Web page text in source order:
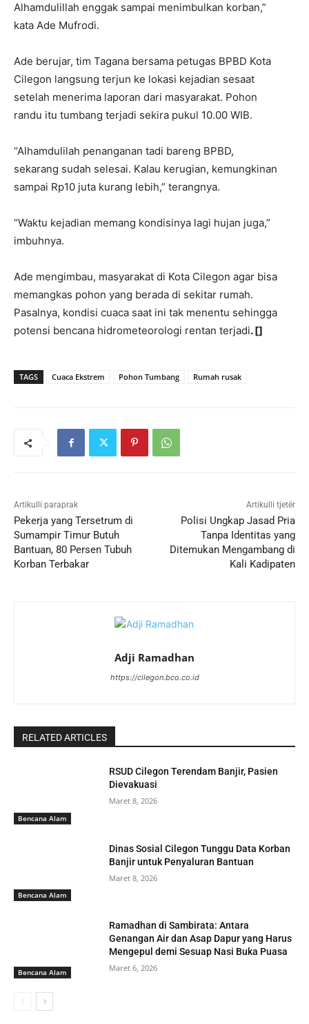
Alhamdulillah enggak sampai menimbulkan korban,”
kata Ade Mufrodi.
Ade berujar, tim Tagana bersama petugas BPBD Kota
Cilegon langsung terjun ke lokasi kejadian sesaat
setelah menerima laporan dari masyarakat. Pohon
randu itu tumbang terjadi sekira pukul 10.00 WIB.
“Alhamdulilah penanganan tadi bareng BPBD,
sekarang sudah selesai. Kalau kerugian, kemungkinan
sampai Rp10 juta kurang lebih,” terangnya.
“Waktu kejadian memang kondisinya lagi hujan juga,”
imbuhnya.
Ade mengimbau, masyarakat di Kota Cilegon agar bisa
memangkas pohon yang berada di sekitar rumah.
Pasalnya, kondisi cuaca saat ini tak menentu sehingga
potensi bencana hidrometeorologi rentan terjadi. []
TAGS Cuaca Ekstrem Pohon Tumbang Rumah rusak
Artikulli paraprak
Pekerja yang Tersetrum di
Sumampir Timur Butuh
Bantuan, 80 Persen Tubuh
Korban Terbakar
Artikulli tjetër
Polisi Ungkap Jasad Pria
Tanpa Identitas yang
Ditemukan Mengambang di
Kali Kadipaten
Adji Ramadhan
https://cilegon.bco.co.id
RELATED ARTICLES
Bencana Alam
RSUD Cilegon Terendam Banjir, Pasien
Dievakuasi
Maret 8, 2026
Bencana Alam
Dinas Sosial Cilegon Tunggu Data Korban
Banjir untuk Penyaluran Bantuan
Maret 8, 2026
Bencana Alam
Ramadhan di Sambirata: Antara
Genangan Air dan Asap Dapur yang Harus
Mengepul demi Sesuap Nasi Buka Puasa
Maret 6, 2026